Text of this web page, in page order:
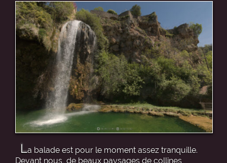
La balade est pour le moment assez tranquille.
Devant nous, de beaux paysages de collines